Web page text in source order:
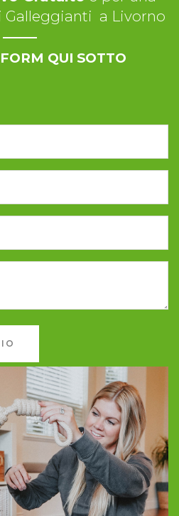
Galleggianti a Livorno
QUI SOTTO